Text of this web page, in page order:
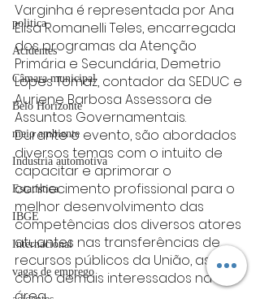
politica
Acidentes
Câmara municipal
Belo Horizonte
meio ambiente
Industria automotiva
Estatística
IBGE
Internacional
vagas de emprego
acidentes
Varginha é representada por Ana
Elisa Romanelli Teles, encarregada
dos programas da Atenção
Primária e Secundária, Demetrio
Lopes Tomaz, contador da SEDUC e
Auriene Barbosa Assessora de
Assuntos Governamentais.
Durante o evento, são abordados
diversos temas com o intuito de
capacitar e aprimorar o
conhecimento profissional para o
melhor desenvolvimento das
competências dos diversos atores
atuantes nas transferências de
recursos públicos da União, assim
como demais interessados na
área.